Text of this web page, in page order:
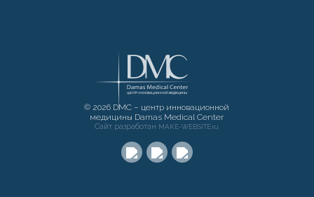
© 2026 DMC – центр инновационной
медицины Damas Medical Center
Сайт разработан MAKE-WEBSITE.ru